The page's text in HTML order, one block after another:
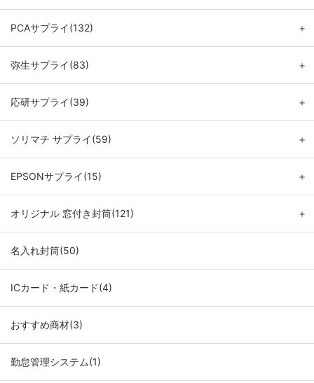
PCAサプライ(132) ＋
弥生サプライ(83) ＋
応研サプライ(39) ＋
ソリマチ サプライ(59) ＋
EPSONサプライ(15) ＋
オリジナル 窓付き封筒(121) ＋
名入れ封筒(50)
ICカード・紙カード(4)
おすすめ商材(3)
勤怠管理システム(1)